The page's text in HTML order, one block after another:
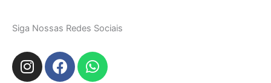
Siga Nossas Redes Sociais
I
n
F
a
W
h